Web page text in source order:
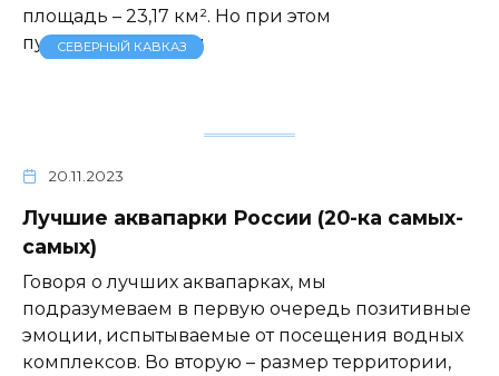
площадь – 23,17 км². Но при этом
путешественникам
СЕВЕРНЫЙ КАВКАЗ
20.11.2023
Лучшие аквапарки России (20-ка самых-
самых)
Говоря о лучших аквапарках, мы
подразумеваем в первую очередь позитивные
эмоции, испытываемые от посещения водных
комплексов. Во вторую – размер территории,